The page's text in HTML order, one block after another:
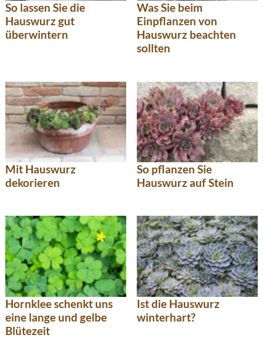
So lassen Sie die
Hauswurz gut
überwintern
Was Sie beim
Einpflanzen von
Hauswurz beachten
sollten
Mit Hauswurz
dekorieren
So pflanzen Sie
Hauswurz auf Stein
Hornklee schenkt uns
eine lange und gelbe
Blütezeit
Ist die Hauswurz
winterhart?